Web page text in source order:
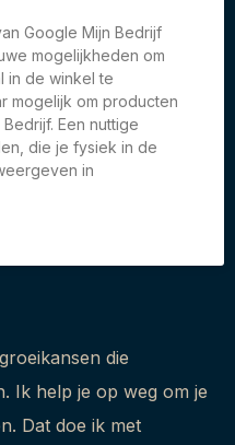
Google Mijn Bedrijf
mogelijkheden om
in de winkel te
mogelijk om producten
Een nuttige
die je fysiek in de
in
die
Ik help je op weg om je
Dat doe ik met